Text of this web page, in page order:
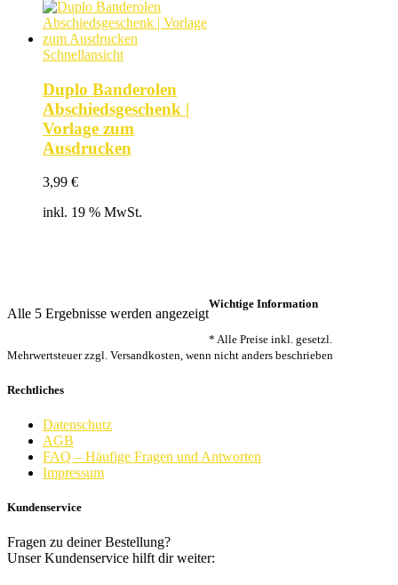
Schnellansicht
Duplo Banderolen
Abschiedsgeschenk |
Vorlage zum
Ausdrucken
3,99 €
inkl. 19 % MwSt.
Alle 5 Ergebnisse werden angezeigtNach
sortiert
Wichtige Information
* Alle Preise inkl. gesetzl.
Mehrwertsteuer zzgl. Versandkosten, wenn nicht anders beschrieben
Rechtliches
Datenschutz
AGB
FAQ – Häufige Fragen und Antworten
Impressum
Kundenservice
Fragen zu deiner Bestellung?
Unser Kundenservice hilft dir weiter: